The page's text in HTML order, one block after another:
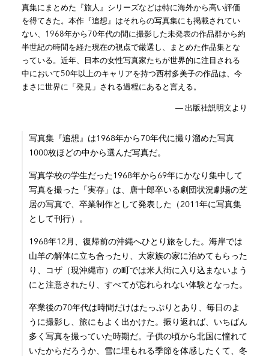
真集にまとめた『旅人』シリーズなどは特に海外から高い評価
を得てきた。本作『追想』はそれらの写真集にも掲載されてい
ない、1968年から70年代の間に撮影した未発表の作品群から約
半世紀の時間を経た現在の視点で厳選し、まとめた作品集とな
っている。近年、日本の女性写真家たちが世界的に注目される
中において50年以上のキャリアを持つ西村多美子の作品は、今
まさに世界に「発見」される過程にあると言える。
― 出版社説明文より
写真集『追想』は1968年から70年代に撮り溜めた写真
1000枚ほどの中から選んだ写真だ。
写真学校の学生だった1968年から69年にかなり集中して
写真を撮った「実存」は、唐十郎卒いる劇団状況劇場の芝
居の写真で、卒業制作として発表した（2011年に写真集
として刊行）。
1968年12月、復帰前の沖縄へひとり旅をした。海岸では
山羊の解体に立ち合ったり、大家族の家に泊めてもらった
り、コザ（現沖縄市）の町では米人街に入り込まないよう
にと注意されたり、すべてが忘れられない体験となった。
卒業後の70年代は時間だけはたっぷりとあり、毎日のよ
うに撮影し、旅にもよく出かけた。振り返れば、いちばん
多く写真を撮っていた時期だ。子供の頃から北国に憧れて
いたからだろうか、雪に埋もれる季節を体感したくて、冬